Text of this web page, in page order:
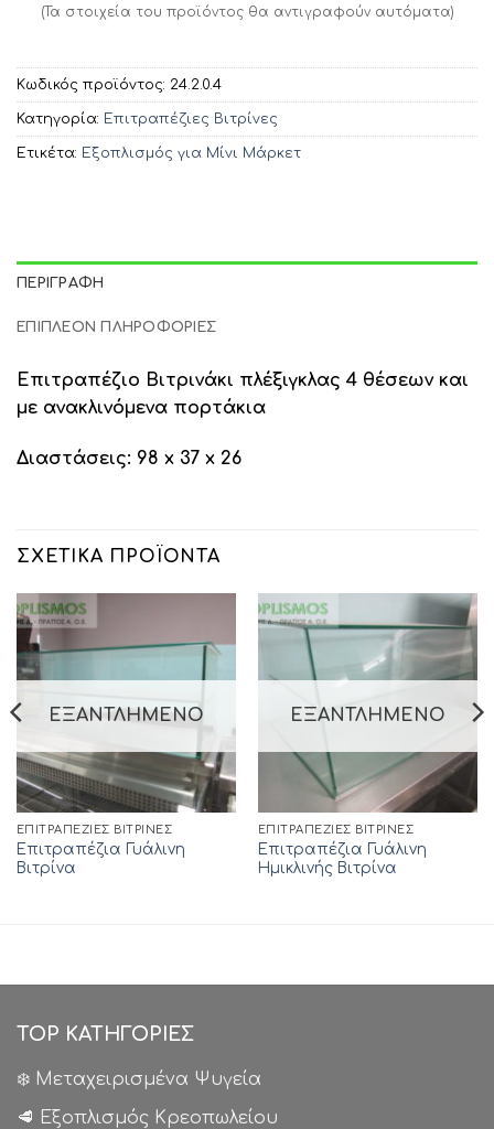
(Τα στοιχεία του προϊόντος θα αντιγραφούν αυτόματα)
Κωδικός προϊόντος: 24.2.0.4
Κατηγορία: Επιτραπέζιες Βιτρίνες
Ετικέτα: Εξοπλισμός για Μίνι Μάρκετ
ΠΕΡΙΓΡΑΦΉ
ΕΠΙΠΛΈΟΝ ΠΛΗΡΟΦΟΡΊΕΣ
Επιτραπέζιο Βιτρινάκι πλέξιγκλας 4 θέσεων και
με ανακλινόμενα πορτάκια
Διαστάσεις: 98 x 37 x 26
ΣΧΕΤΙΚΆ ΠΡΟΪΌΝΤΑ
ΕΞΑΝΤΛΗΜΈΝΟ
ΕΠΙΤΡΑΠΈΖΙΕΣ ΒΙΤΡΊΝΕΣ
Επιτραπέζια Γυάλινη
Βιτρίνα
ΕΞΑΝΤΛΗΜΈΝΟ
ΕΠΙΤΡΑΠΈΖΙΕΣ ΒΙΤΡΊΝΕΣ
Επιτραπέζια Γυάλινη
Ημικλινής Βιτρίνα
TOP ΚΑΤΗΓΟΡΙΕΣ
❄️ Μεταχειρισμένα Ψυγεία
🥩 Εξοπλισμός Κρεοπωλείου